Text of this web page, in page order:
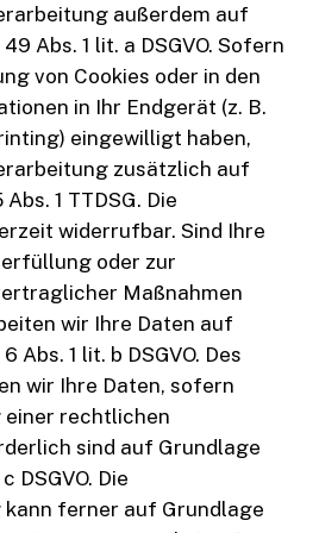
außerdem auf
Abs. 1 lit. a DSGVO. Sofern
von Cookies oder in den
in Ihr Endgerät (z. B.
eingewilligt haben,
zusätzlich auf
1 TTDSG. Die
widerrufbar. Sind Ihre
oder zur
Maßnahmen
wir Ihre Daten auf
Abs. 1 lit. b DSGVO. Des
wir Ihre Daten, sofern
rechtlichen
sind auf Grundlage
DSGVO. Die
ferner auf Grundlage